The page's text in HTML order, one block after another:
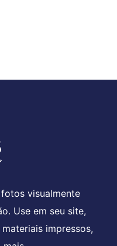
visualmente
Use em seu site,
impressos,